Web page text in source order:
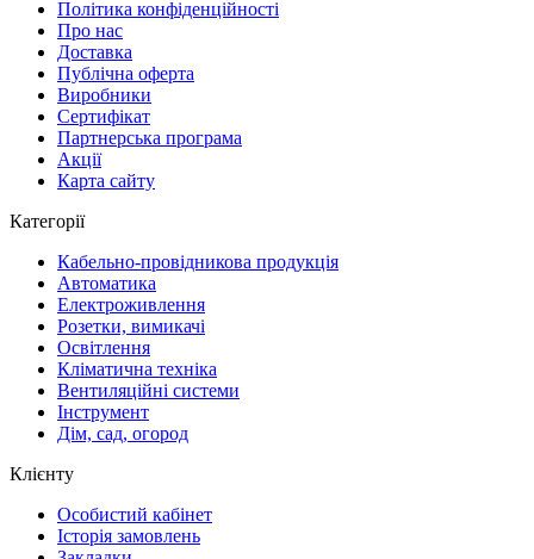
Політика конфіденційності
Про нас
Доставка
Публічна оферта
Виробники
Сертифікат
Партнерська програма
Акції
Карта сайту
Категорії
Кабельно-провідникова продукція
Автоматика
Електроживлення
Розетки, вимикачі
Освітлення
Кліматична техніка
Вентиляційні системи
Інструмент
Дім, сад, огород
Клієнту
Особистий кабінет
Історія замовлень